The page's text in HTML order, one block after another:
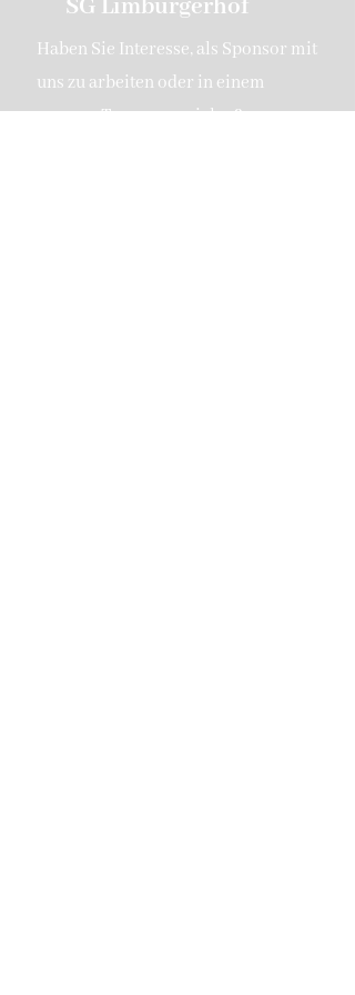
SG Limburgerhof
Haben Sie Interesse, als Sponsor mit
uns zu arbeiten oder in einem
unserer Teams zu spielen?